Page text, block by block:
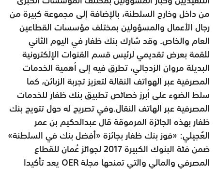
من داخل وخارج السلطنة، بالإضافة إلى مجموعة كبيرة من
رجال الأعمال والمسؤولين بمختلف مؤسسات القطاعين
العام والخاص. وقد شارك بنك ظفار في اليوم الثاني
للقمة بعرض تقديمي لرئيس قسم القنوات الإلكترونية
البديلة مروان الزدجالي، تطرق فيه إلى أهمية الخدمات
المصرفية عبر الهواتف النقالة لتعزيز تجربة الزبائن، كما
سلط الضوء على أبرز خصائص تطبيق بنك ظفار للخدمات
المصرفية عبر الهاتف النقال.وفي تصريح له حول تتويج بنك
ظفار بهذه الجائزة المرموقة قال عبدالحكيم بن عمر
العُجيلي: «فوز بنك ظفار بجائزة «أفضل بنك في السلطنة»
ضمن فئة البنوك الكبيرة 2017 لجوائز عُمان للقطاع
المصرفي والمالي والتي تمنحها مجلة OER يعد تأكيدا